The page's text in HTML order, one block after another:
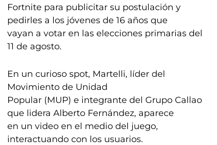
Fortnite para publicitar su postulación y
pedirles a los jóvenes de 16 años que
vayan a votar en las elecciones primarias del
11 de agosto.
En un curioso spot, Martelli, líder del
Movimiento de Unidad
Popular (MUP) e integrante del Grupo Callao
que lidera Alberto Fernández, aparece
en un video en el medio del juego,
interactuando con los usuarios.